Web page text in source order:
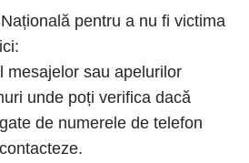
pentru a nu fi victima
mesajelor sau apelurilor
unde poți verifica dacă
de numerele de telefon